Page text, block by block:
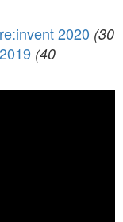
2020 (30
(40